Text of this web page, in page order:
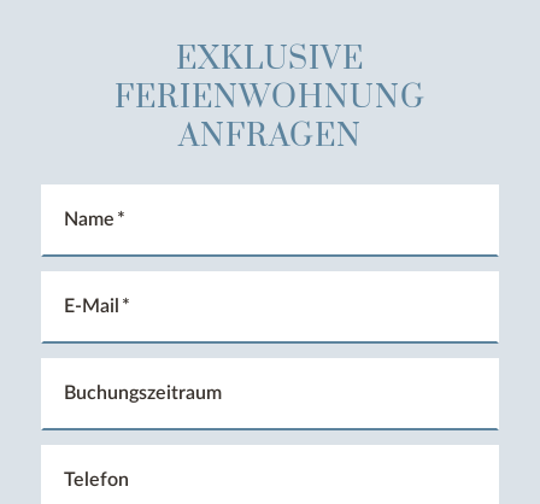
EXKLUSIVE
FERIENWOHNUNG
ANFRAGEN
Name
E-Mail
Buchungszeitraum
Telefon